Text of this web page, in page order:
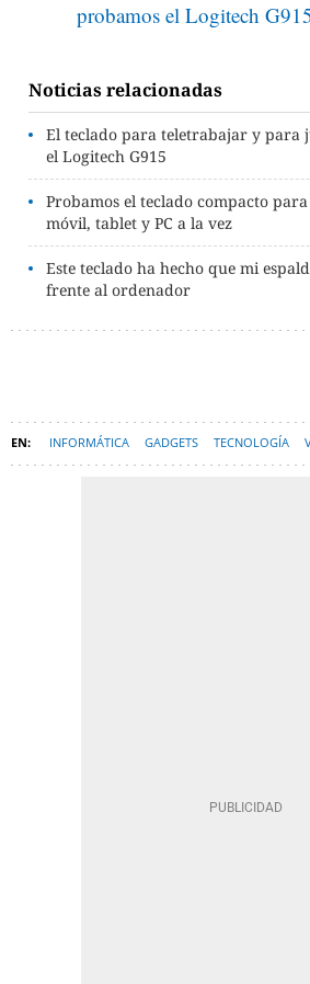
probamos el Logitech
Noticias relacionadas
El teclado para teletrabajar y para
el Logitech G915
Probamos el teclado compacto
móvil, tablet y PC a la vez
Este teclado ha hecho que mi
frente al ordenador
INFORMÁTICA GADGETS TECNOLOGÍA